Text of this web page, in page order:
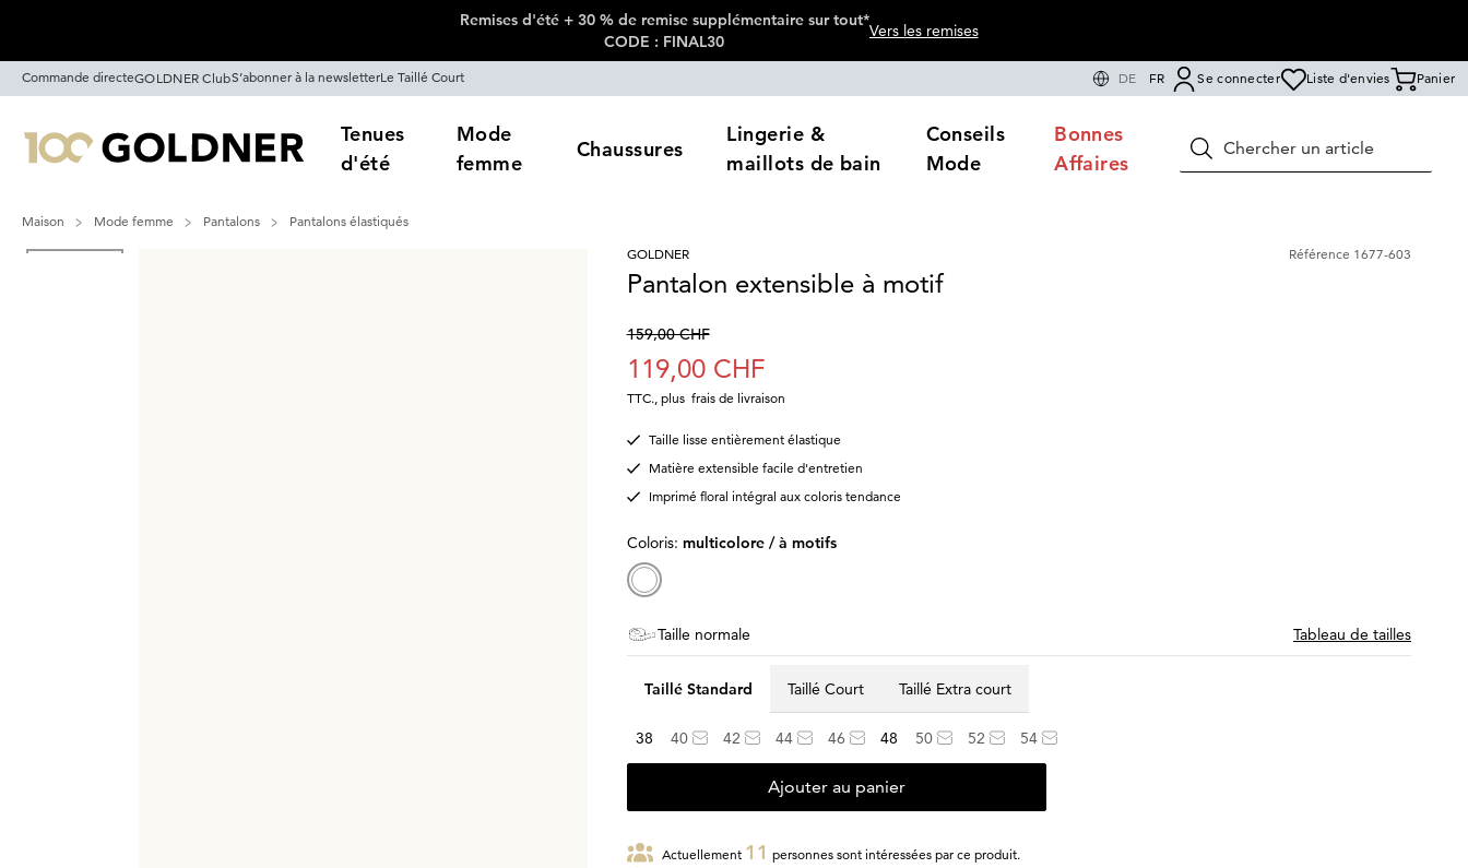
Remises d'été + 30 % de remise supplémentaire sur tout*
CODE : FINAL30
Vers les remises
Commande directeGOLDNER ClubS’abonner à la newsletterLe Taillé Court DE FR Se connecter Liste d'envies Panier
Tenues
d'été
Mode
femme
Chaussures
Lingerie &
maillots de bain
Conseils
Mode
Bonnes
Affaires
Rechercher
Maison Mode femme Pantalons
Pantalons élastiqués
GOLDNER
Référence 1677-603
Pantalon extensible à motif
159,00 CHF
119,00 CHF
TTC., plus frais de livraison
Taille lisse entièrement élastique
Matière extensible facile d'entretien
Imprimé floral intégral aux coloris tendance
Coloris: multicolore / à motifs
Taille normale Tableau de tailles
Taillé Standard Taillé Court Taillé Extra court
38 40 42 44 46 48 50 52 54
Ajouter au panier
Actuellement 11 personnes sont intéressées par ce produit.